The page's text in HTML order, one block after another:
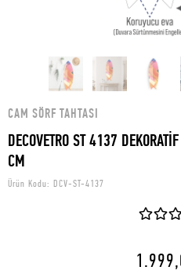
CAM SÖRF TAHTASI
DECOVETRO ST 4137
CM
Ürün Kodu: DCV-ST-4137